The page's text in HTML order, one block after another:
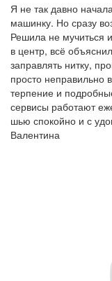
Я не так давно
машинку. Но сразу
Решила не мучиться
в центр, всё
заправлять нитку,
просто неправильно
терпение и
сервисы работают
шью спокойно и с
Валентина